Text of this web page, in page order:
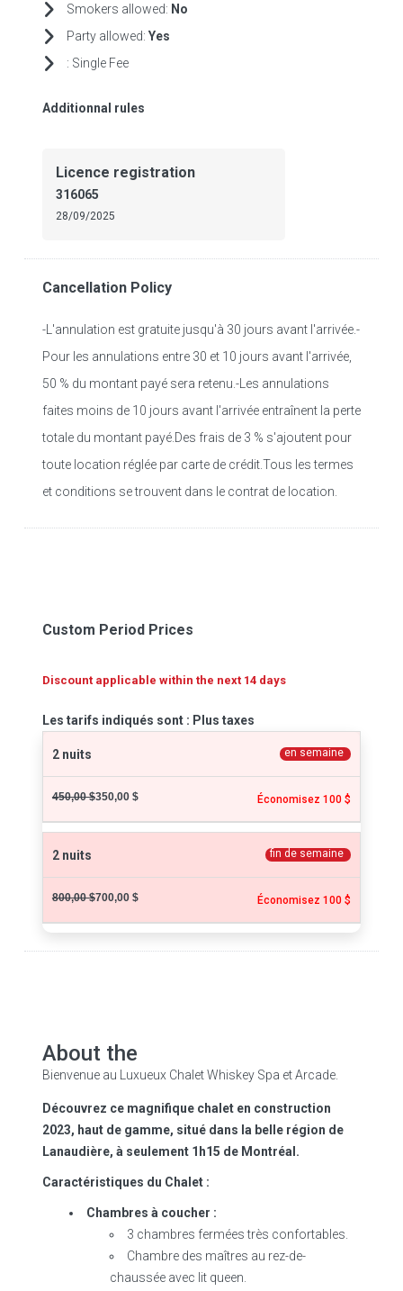
Smokers allowed: No
Party allowed: Yes
: Single Fee
Additionnal rules
Licence registration
316065
28/09/2025
Cancellation Policy
-L'annulation est gratuite jusqu'à 30 jours avant l'arrivée.-
Pour les annulations entre 30 et 10 jours avant l'arrivée,
50 % du montant payé sera retenu.-Les annulations
faites moins de 10 jours avant l'arrivée entraînent la perte
totale du montant payé.Des frais de 3 % s'ajoutent pour
toute location réglée par carte de crédit.Tous les termes
et conditions se trouvent dans le contrat de location.
Custom Period Prices
Discount applicable within the next 14 days
Les tarifs indiqués sont : Plus taxes
2 nuits en semaine
450,00 $350,00 $ Économisez 100 $
2 nuits fin de semaine
800,00 $700,00 $ Économisez 100 $
About the
Bienvenue au Luxueux Chalet Whiskey Spa et Arcade.
Découvrez ce magnifique chalet en construction
2023, haut de gamme, situé dans la belle région de
Lanaudière, à seulement 1h15 de Montréal.
Caractéristiques du Chalet :
Chambres à coucher :
3 chambres fermées très confortables.
Chambre des maîtres au rez-de-
chaussée avec lit queen.